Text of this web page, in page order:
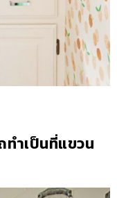
ำเป็นที่แขวน